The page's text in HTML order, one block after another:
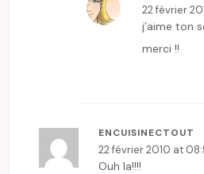
22 février
j’aime ton
merci !!
ENCUISINECTOUT
22 février 2010 at
Ouh la!!!!